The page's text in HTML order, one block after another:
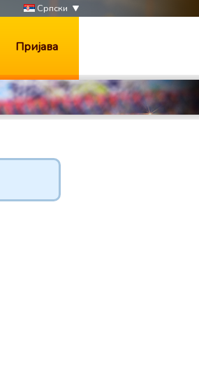
Српски
Пријава